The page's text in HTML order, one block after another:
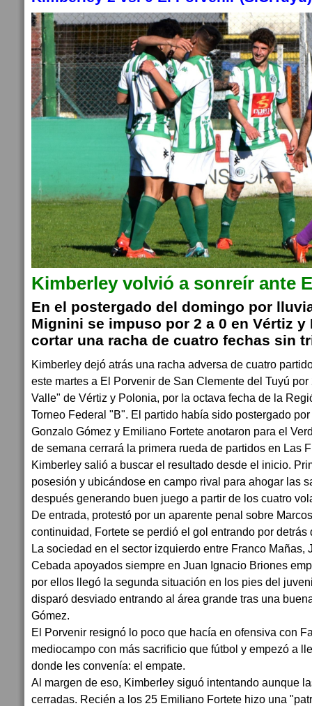
Kimberley volvió a sonreír ante
En el postergado del domingo por
Mignini se impuso por 2 a 0 en Vértiz y
cortar una racha de cuatro fechas sin
Kimberley dejó atrás una racha adversa de cuatro
este martes a El Porvenir de San Clemente del Tuyú
Valle" de Vértiz y Polonia, por la octava fecha de la
Torneo Federal "B". El partido había sido postergado
Gonzalo Gómez y Emiliano Fortete anotaron para el
de semana cerrará la primera rueda de partidos en Las
Kimberley salió a buscar el resultado desde el inicio.
posesión y ubicándose en campo rival para ahogar las
después generando buen juego a partir de los cuatro
De entrada, protestó por un aparente penal sobre
continuidad, Fortete se perdió el gol entrando por detrás
La sociedad en el sector izquierdo entre Franco Mañas,
Cebada apoyados siempre en Juan Ignacio Briones
por ellos llegó la segunda situación en los pies del
disparó desviado entrando al área grande tras una
Gómez.
El Porvenir resignó lo poco que hacía en ofensiva con
mediocampo con más sacrificio que fútbol y empezó a
donde les convenía: el empate.
Al margen de eso, Kimberley siguó intentando aunque
cerradas. Recién a los 25 Emiliano Fortete hizo una